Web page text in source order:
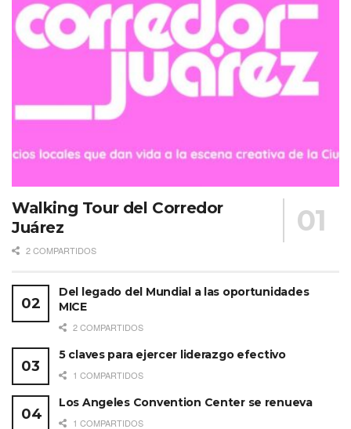
Walking Tour del Corredor
Juárez
2 COMPARTIDOS
Del legado del Mundial a las oportunidades
MICE
2 COMPARTIDOS
5 claves para ejercer liderazgo efectivo
1 COMPARTIDOS
Los Angeles Convention Center se renueva
1 COMPARTIDOS